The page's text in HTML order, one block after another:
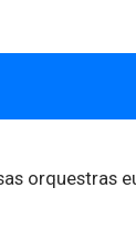
orquestras